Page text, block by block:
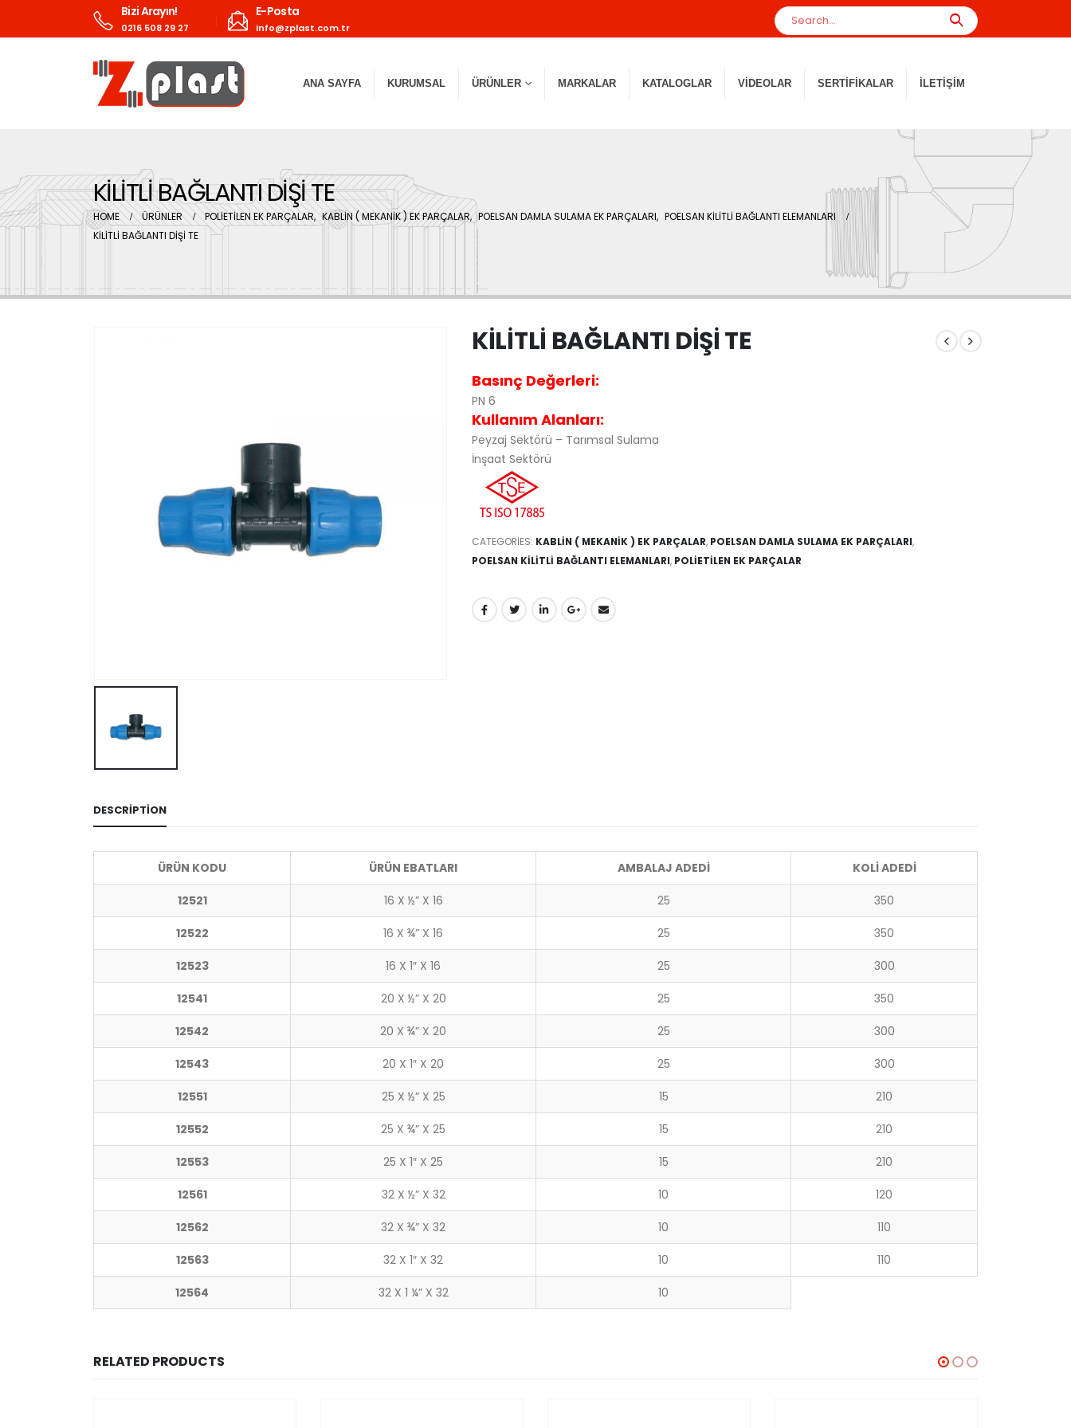
Bizi Arayın!
0216 508 29 27
E-Posta
info@zplast.com.tr
ANA SAYFA KURUMSAL ÜRÜNLER MARKALAR KATALOGLAR VIDEOLAR SERTIFIKALAR İLETIŞIM
KİLİTLİ BAĞLANTI DİŞİ TE
HOME ÜRÜNLER POLİETİLEN EK PARÇALAR, KABLİN ( MEKANİK ) EK PARÇALAR, POELSAN DAMLA SULAMA EK PARÇALARI, POELSAN KİLİTLİ BAĞLANTI ELEMANLARI
KİLİTLİ BAĞLANTI DİŞİ TE
KİLİTLİ BAĞLANTI DİŞİ TE
Basınç Değerleri:
PN 6
Kullanım Alanları:
Peyzaj Sektörü – Tarımsal Sulama
İnşaat Sektörü
CATEGORIES: KABLİN ( MEKANİK ) EK PARÇALAR, POELSAN DAMLA SULAMA EK PARÇALARI,
POELSAN KİLİTLİ BAĞLANTI ELEMANLARI, POLİETİLEN EK PARÇALAR
DESCRIPTION
ÜRÜN KODU ÜRÜN EBATLARI AMBALAJ ADEDİ KOLİ ADEDİ
12521 16 X ½” X 16 25 350
12522 16 X ¾” X 16 25 350
12523 16 X 1″ X 16 25 300
12541 20 X ½” X 20 25 350
12542 20 X ¾” X 20 25 300
12543 20 X 1″ X 20 25 300
12551 25 X ½” X 25 15 210
12552 25 X ¾” X 25 15 210
12553 25 X 1″ X 25 15 210
12561 32 X ½” X 32 10 120
12562 32 X ¾” X 32 10 110
12563 32 X 1″ X 32 10 110
12564 32 X 1 ¼” X 32 10
RELATED PRODUCTS